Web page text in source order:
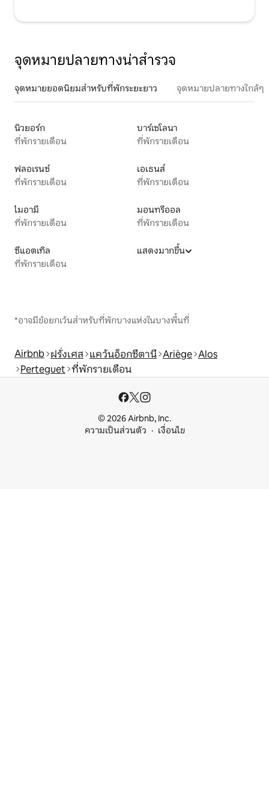
จุดหมายปลายทางน่าสำรวจ
จุดหมายยอดนิยมสำหรับที่พักระยะยาว จุดหมายปลายทางใกล้ๆ
นิวยอร์ก
ที่พักรายเดือน
บาร์เซโลนา
ที่พักรายเดือน
ฟลอเรนซ์
ที่พักรายเดือน
เอเธนส์
ที่พักรายเดือน
ไมอามี
ที่พักรายเดือน
มอนทรีออล
ที่พักรายเดือน
ซีแอตเทิล
ที่พักรายเดือน
แสดงมากขึ้น
*อาจมีข้อยกเว้นสำหรับที่พักบางแห่งในบางพื้นที่
Airbnb ฝรั่งเศส แคว้นอ็อกซีตานี Ariège Alos
Perteguet ที่พักรายเดือน
© 2026 Airbnb, Inc.
ความเป็นส่วนตัว
เงื่อนไข